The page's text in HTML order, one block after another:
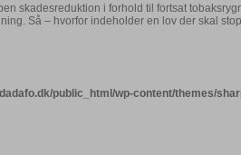
skadesreduktion i forhold til fortsat
Så – hvorfor indeholder en lov der skal
public_html/wp-content/themes/